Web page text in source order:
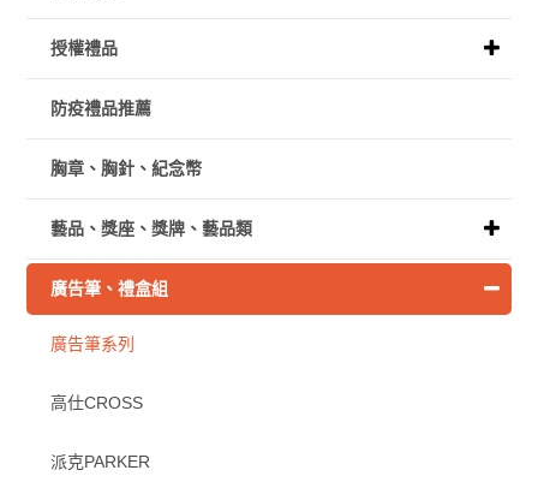
授權禮品
防疫禮品推薦
胸章、胸針、紀念幣
藝品、獎座、獎牌、藝品類
廣告筆、禮盒組
廣告筆系列
高仕CROSS
派克PARKER